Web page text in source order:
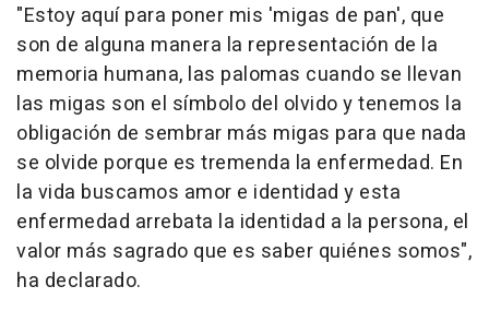
"Estoy aquí para poner mis 'migas de pan', que
son de alguna manera la representación de la
memoria humana, las palomas cuando se llevan
las migas son el símbolo del olvido y tenemos la
obligación de sembrar más migas para que nada
se olvide porque es tremenda la enfermedad. En
la vida buscamos amor e identidad y esta
enfermedad arrebata la identidad a la persona, el
valor más sagrado que es saber quiénes somos",
ha declarado.